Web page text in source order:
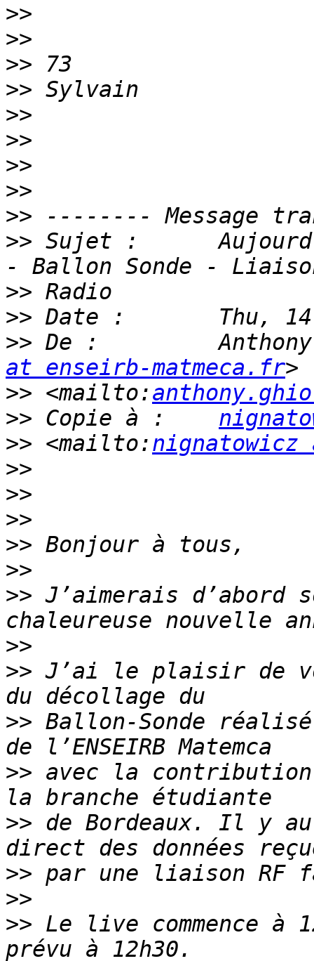
>>
>>
>>
>>
>>
>>
>>
>>
>>
>> Sujet :
>>
>>
>> De :         Anthony
at enseirb-matmeca.fr
>> <mailto:
>> Copie à :
>> <mailto:nignatowicz
>>
>>
>>
>>
>>
>> J’aimerais d’abord
>>
>> J’ai le plaisir de
>> Ballon-Sonde
>> avec la contribution
>> de Bordeaux. Il y
>>
>>
>> Le live commence à